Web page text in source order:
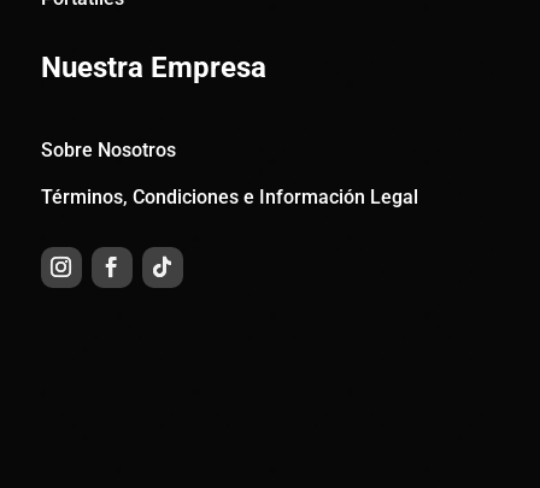
Nuestra Empresa
Sobre Nosotros
Términos, Condiciones e Información Legal